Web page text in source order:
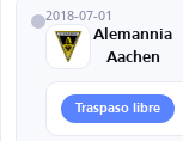
2018-07-01
Alemannia
Aachen
Traspaso libre